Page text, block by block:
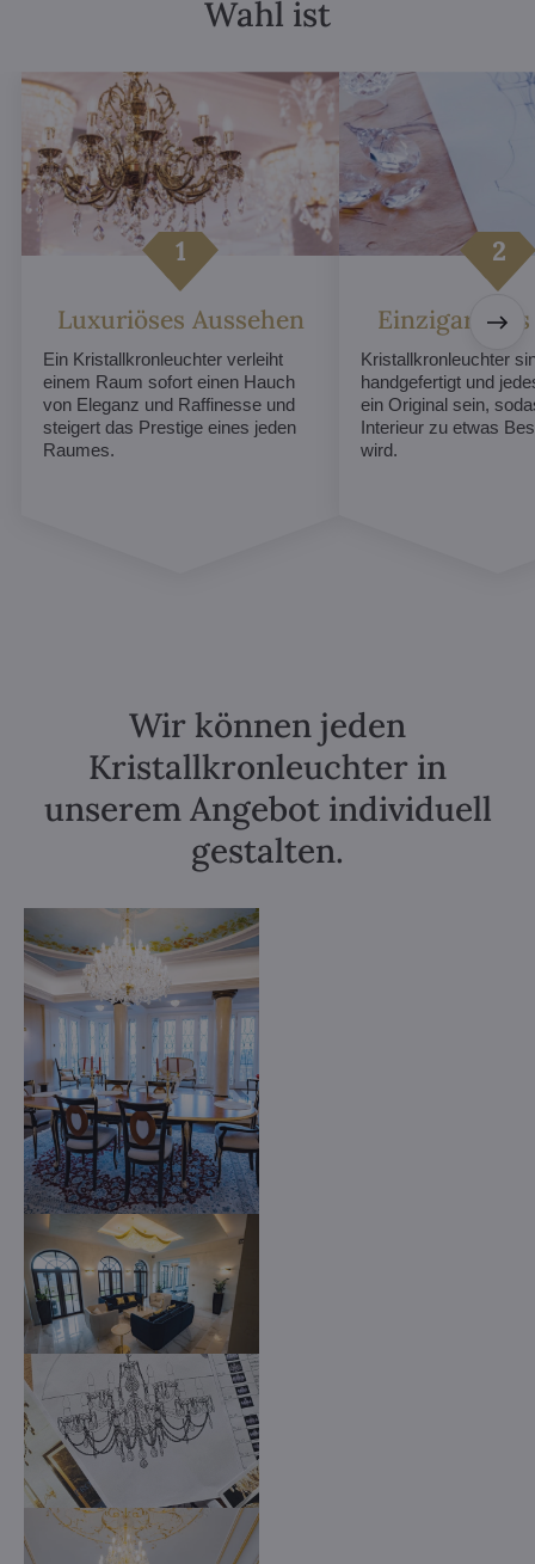
Wahl ist
Luxuriöses Aussehen
Ein Kristallkronleuchter verleiht
einem Raum sofort einen Hauch
von Eleganz und Raffinesse und
steigert das Prestige eines jeden
Raumes.
Kristallkronleuchter
handgefertigt und
ein Original sein,
Interieur zu etwas
wird.
Wir können jeden
Kristallkronleuchter in
unserem Angebot individuell
gestalten.